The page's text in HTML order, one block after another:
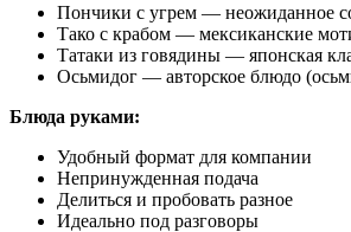
Пончики с угрем — неожиданное
Тако с крабом — мексиканские
Татаки из говядины — японская
Осьмидог — авторское блюдо
Блюда руками:
Удобный формат для компании
Непринужденная подача
Делиться и пробовать разное
Идеально под разговоры